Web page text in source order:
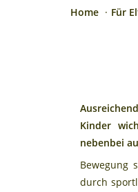
Home Für
Kinder
nebenbei
Bewegung
durch